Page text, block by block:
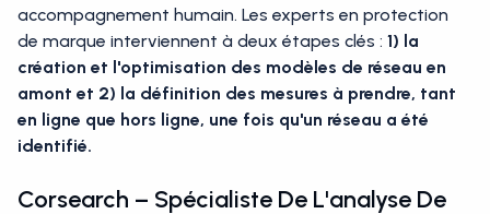
accompagnement humain. Les experts en protection
de marque interviennent à deux étapes clés : 1) la
création et l'optimisation des modèles de réseau en
amont et 2) la définition des mesures à prendre, tant
en ligne que hors ligne, une fois qu'un réseau a été
identifié.
Corsearch – Spécialiste De L'analyse De